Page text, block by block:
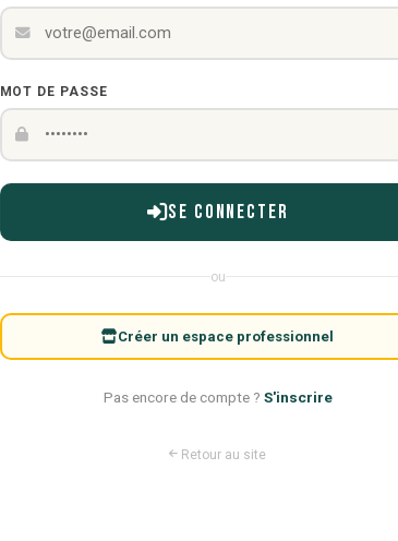
MOT DE PASSE
Se connecter
ou
Créer un espace professionnel
Pas encore de compte ? S'inscrire
Retour au site